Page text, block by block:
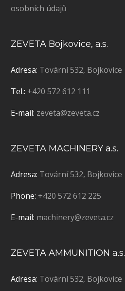
osobních údajů
ZEVETA Bojkovice, a.s.
Adresa: Tovární 532, Bojkovice
Tel.: +420 572 612 111
E-mail: zeveta@zeveta.cz
ZEVETA MACHINERY a.s.
Adresa: Tovární 532, Bojkovice
Phone: +420 572 612 225
E-mail: machinery@zeveta.cz
ZEVETA AMMUNITION a.s.
Adresa: Tovární 532, Bojkovice